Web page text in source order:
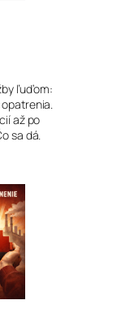
ľuďom:
až po
sa dá.